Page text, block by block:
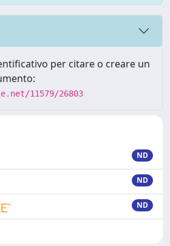
per citare o creare un
11579/26803
ND
ND
ND